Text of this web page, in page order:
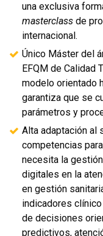
una exclusiva
masterclass de
internacional.
Único Máster del
EFQM de Calidad
modelo orientado
garantiza que se
parámetros y
Alta adaptación al
competencias
necesita la
digitales en la
en gestión
indicadores
de decisiones
predictivos,